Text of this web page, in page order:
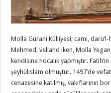
Molla Gürani Külliyesi; cami,
Mehmed, veliahd iken, Molla Yegan
kendisine hocalık yapmıştır.
şeyhülislam olmuştur. 1497’de
cenazesine katılmış, vakıflarının